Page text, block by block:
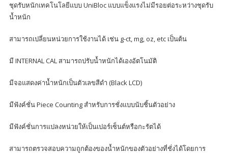
ชุดรับหนักเทคโนโลยีแบบ UniBloc แบบแข็งแรงไม่มีรอยต่อระหว่างชุดรับ
น้ำหนัก
สามารถเปลี่ยนหน่วยการใช้งานได้ เช่น g-ct, mg, oz, etc เป็นต้น
มี INTERNAL CAL สามารถปรับน้ำหนักได้เองอัตโนมัติ
มีจอแสดงค่าน้ำหนักเป็นตัวเลขสีดำ (Black LCD)
มีฟังค์ชั่น Piece Counting สำหรับการชั่งแบบนับชิ้นตัวอย่าง
มีฟังค์ชั่นการแปลงหน่วยให้เป็นเปอร์เซ็นต์หรือกะรัตได้
สามารถตรวจสอบความถูกต้องของน้ำหนักของตัวอย่างที่ชั่งได้โดยการ